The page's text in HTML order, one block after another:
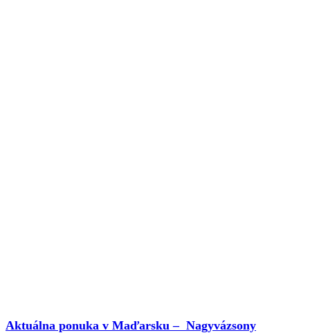
Aktuálna ponuka v Maďarsku – Nagyvázsony